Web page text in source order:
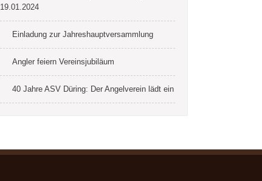
19.01.2024
Einladung zur Jahreshauptversammlung
Angler feiern Vereinsjubiläum
40 Jahre ASV Düring: Der Angelverein lädt ein